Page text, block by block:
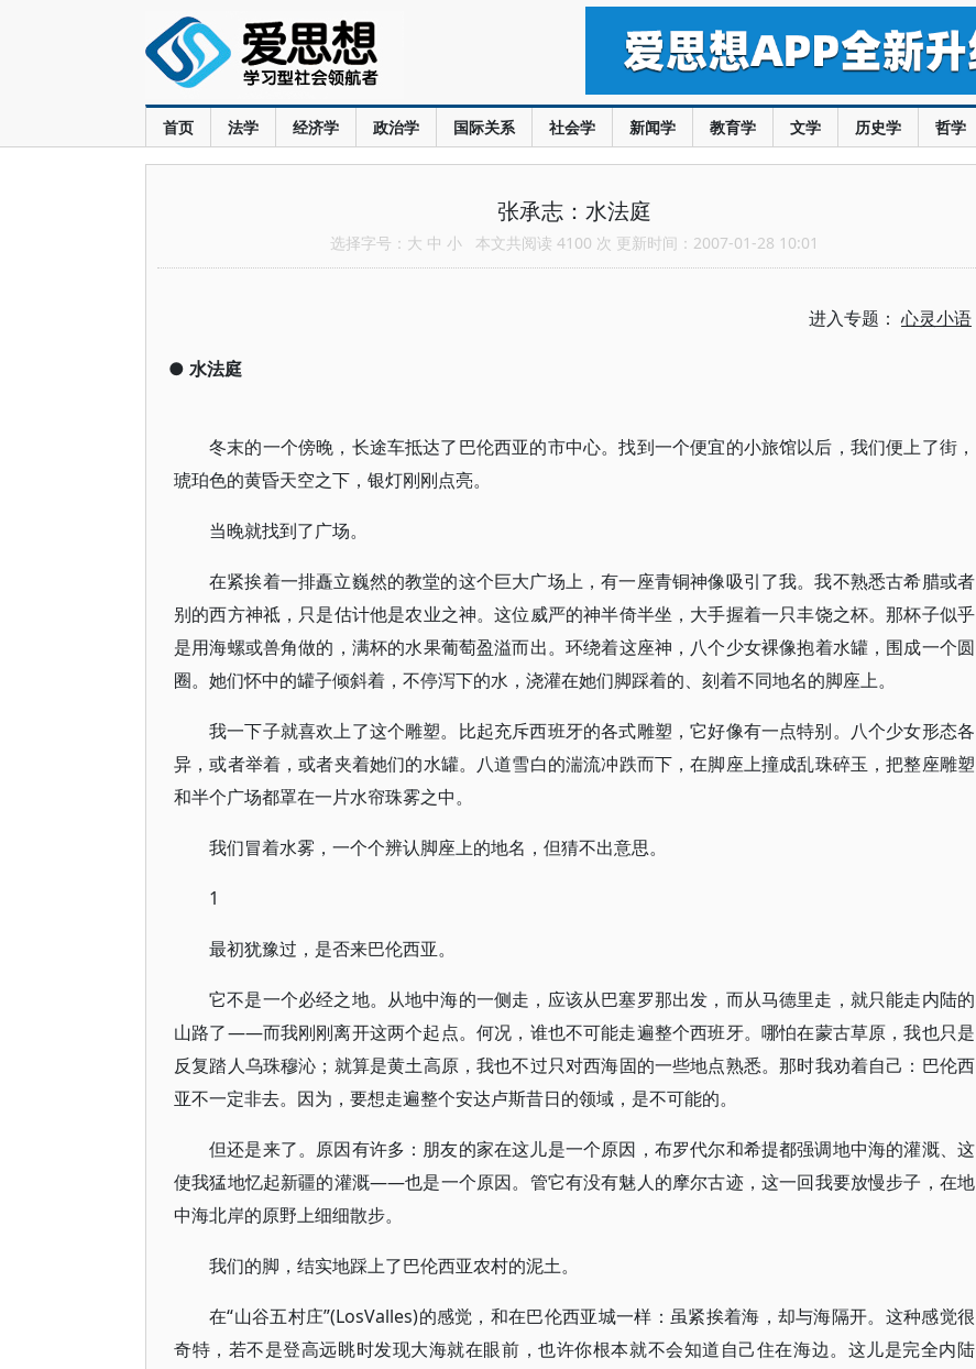
首页 法学 经济学 政治学 国际关系 社会学 新闻学 教育学 文学 历史学 哲学
张承志：水法庭
选择字号： 大 中 小 本文共阅读 4100 次 更新时间：2007-01-28 10:01
进入专题： 心灵小语
● 水法庭
冬末的一个傍晚，长途车抵达了巴伦西亚的市中心。找到一个便宜的小旅馆以后，我们便上了街，
琥珀色的黄昏天空之下，银灯刚刚点亮。
当晚就找到了广场。
在紧挨着一排矗立巍然的教堂的这个巨大广场上，有一座青铜神像吸引了我。我不熟悉古希腊或者
别的西方神祗，只是估计他是农业之神。这位威严的神半倚半坐，大手握着一只丰饶之杯。那杯子似乎
是用海螺或兽角做的，满杯的水果葡萄盈溢而出。环绕着这座神，八个少女裸像抱着水罐，围成一个圆
圈。她们怀中的罐子倾斜着，不停泻下的水，浇灌在她们脚踩着的、刻着不同地名的脚座上。
我一下子就喜欢上了这个雕塑。比起充斥西班牙的各式雕塑，它好像有一点特别。八个少女形态各
异，或者举着，或者夹着她们的水罐。八道雪白的湍流冲跌而下，在脚座上撞成乱珠碎玉，把整座雕塑
和半个广场都罩在一片水帘珠雾之中。
我们冒着水雾，一个个辨认脚座上的地名，但猜不出意思。
1
最初犹豫过，是否来巴伦西亚。
它不是一个必经之地。从地中海的一侧走，应该从巴塞罗那出发，而从马德里走，就只能走内陆的
山路了——而我刚刚离开这两个起点。何况，谁也不可能走遍整个西班牙。哪怕在蒙古草原，我也只是
反复踏人乌珠穆沁；就算是黄土高原，我也不过只对西海固的一些地点熟悉。那时我劝着自己：巴伦西
亚不一定非去。因为，要想走遍整个安达卢斯昔日的领域，是不可能的。
但还是来了。原因有许多：朋友的家在这儿是一个原因，布罗代尔和希提都强调地中海的灌溉、这
使我猛地忆起新疆的灌溉——也是一个原因。管它有没有魅人的摩尔古迹，这一回我要放慢步子，在地
中海北岸的原野上细细散步。
我们的脚，结实地踩上了巴伦西亚农村的泥土。
在“山谷五村庄”(LosValles)的感觉，和在巴伦西亚城一样：虽紧挨着海，却与海隔开。这种感觉很
奇特，若不是登高远眺时发现大海就在眼前，也许你根本就不会知道自己住在海边。这儿是完全内陆